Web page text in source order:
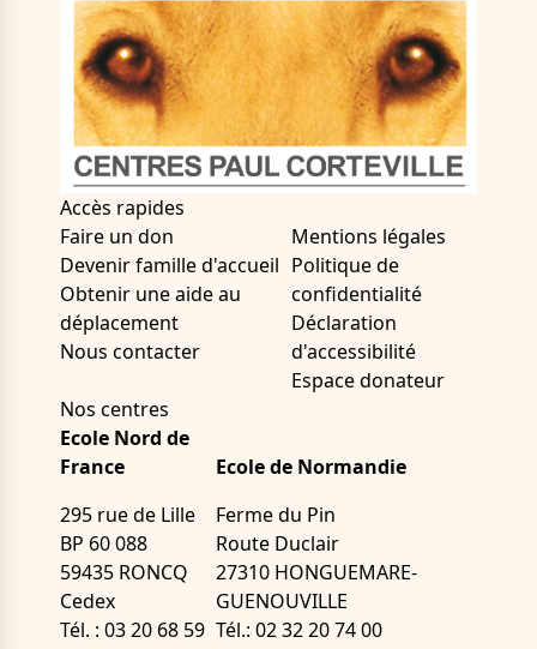
Accès rapides
Faire un don
Devenir famille d'accueil
Obtenir une aide au
déplacement
Nous contacter
Mentions légales
Politique de
confidentialité
Déclaration
d'accessibilité
Espace donateur
Nos centres
Ecole Nord de
France
295 rue de Lille
BP 60 088
59435 RONCQ
Cedex
Tél. : 03 20 68 59
Ecole de Normandie
Ferme du Pin
Route Duclair
27310 HONGUEMARE-
GUENOUVILLE
Tél.: 02 32 20 74 00